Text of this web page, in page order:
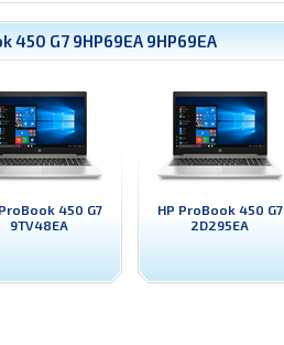
450 G7 9HP69EA 9HP69EA
450 G7
9TV48EA
HP ProBook 450 G7
2D295EA